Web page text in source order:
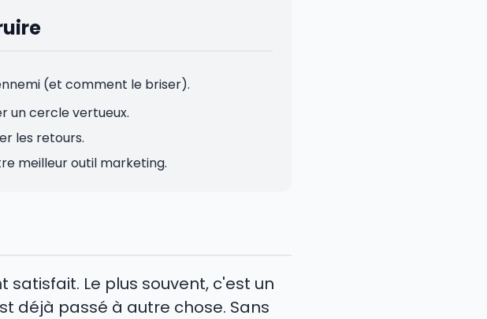
(et comment le briser).
un cercle vertueux.
les retours.
meilleur outil marketing.
Le plus souvent, c'est un
déjà passé à autre chose. Sans